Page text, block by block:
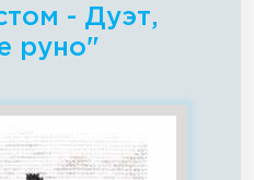
- Дуэт,
руно"